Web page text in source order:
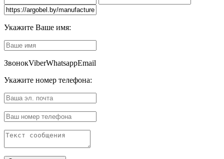
Укажите Ваше имя:
ЗвонокViberWhatsappEmail
Укажите номер телефона: